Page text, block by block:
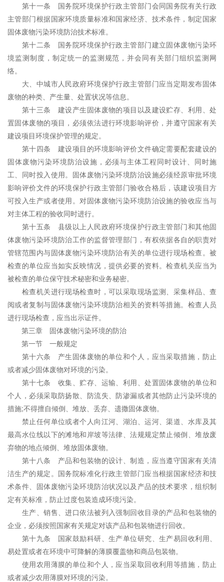
第十一条 国务院环境保护行政主管部门会同国务院有关行政
主管部门根据国家环境质量标准和国家经济、技术条件，制定国家
固体废物污染环境防治技术标准。
第十二条 国务院环境保护行政主管部门建立固体废物污染环
境监测制度，制定统一的监测规范，并会同有关部门组织监测网
络。
大、中城市人民政府环境保护行政主管部门应当定期发布固体
废物的种类、产生量、处置状况等信息。
第十三条 建设产生固体废物的项目以及建设贮存、利用、处
置固体废物的项目，必须依法进行环境影响评价，并遵守国家有关
建设项目环境保护管理的规定。
第十四条 建设项目的环境影响评价文件确定需要配套建设的
固体废物污染环境防治设施，必须与主体工程同时设计、同时施
工、同时投入使用。固体废物污染环境防治设施必须经原审批环境
影响评价文件的环境保护行政主管部门验收合格后，该建设项目方
可投入生产或者使用。对固体废物污染环境防治设施的验收应当与
对主体工程的验收同时进行。
第十五条 县级以上人民政府环境保护行政主管部门和其他固
体废物污染环境防治工作的监督管理部门，有权依据各自的职责对
管辖范围内与固体废物污染环境防治有关的单位进行现场检查。被
检查的单位应当如实反映情况，提供必要的资料。检查机关应当为
被检查的单位保守技术秘密和业务秘密。
检查机关进行现场检查时，可以采取现场监测、采集样品、查
阅或者复制与固体废物污染环境防治相关的资料等措施。检查人员
进行现场检查，应当出示证件。
第三章 固体废物污染环境的防治
第一节 一般规定
第十六条 产生固体废物的单位和个人，应当采取措施，防止
或者减少固体废物对环境的污染。
第十七条 收集、贮存、运输、利用、处置固体废物的单位和
个人，必须采取防扬散、防流失、防渗漏或者其他防止污染环境的
措施;不得擅自倾倒、堆放、丢弃、遗撒固体废物。
禁止任何单位或者个人向江河、湖泊、运河、渠道、水库及其
最高水位线以下的滩地和岸坡等法律、法规规定禁止倾倒、堆放废
弃物的地点倾倒、堆放固体废物。
第十八条 产品和包装物的设计、制造，应当遵守国家有关清
洁生产的规定。国务院标准化行政主管部门应当根据国家经济和技
术条件、固体废物污染环境防治状况以及产品的技术要求，组织制
定有关标准，防止过度包装造成环境污染。
生产、销售、进口依法被列入强制回收目录的产品和包装物的
企业，必须按照国家有关规定对该产品和包装物进行回收。
第十九条 国家鼓励科研、生产单位研究、生产易回收利用、
易处置或者在环境中可降解的薄膜覆盖物和商品包装物。
使用农用薄膜的单位和个人，应当采取回收利用等措施，防止
或者减少农用薄膜对环境的污染。